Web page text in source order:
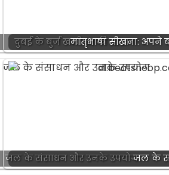
दुबई के बुर्ज खलीफा की यात्रा
मातृभाषा सीखना: अपने
जल के संसाधन और उनके उपयोगजल के